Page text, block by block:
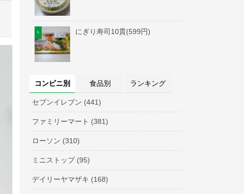
にぎり寿司10貫(599円)
コンビニ別 食品別 ランキング
セブンイレブン (441)
ファミリーマート (381)
ローソン (310)
ミニストップ (95)
デイリーヤマザキ (168)